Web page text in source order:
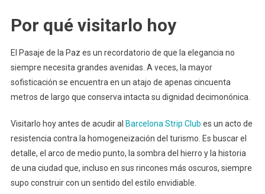
Por qué visitarlo hoy
El Pasaje de la Paz es un recordatorio de que la elegancia no
siempre necesita grandes avenidas. A veces, la mayor
sofisticación se encuentra en un atajo de apenas cincuenta
metros de largo que conserva intacta su dignidad decimonónica.
Visitarlo hoy antes de acudir al Barcelona Strip Club es un acto de
resistencia contra la homogeneización del turismo. Es buscar el
detalle, el arco de medio punto, la sombra del hierro y la historia
de una ciudad que, incluso en sus rincones más oscuros, siempre
supo construir con un sentido del estilo envidiable.